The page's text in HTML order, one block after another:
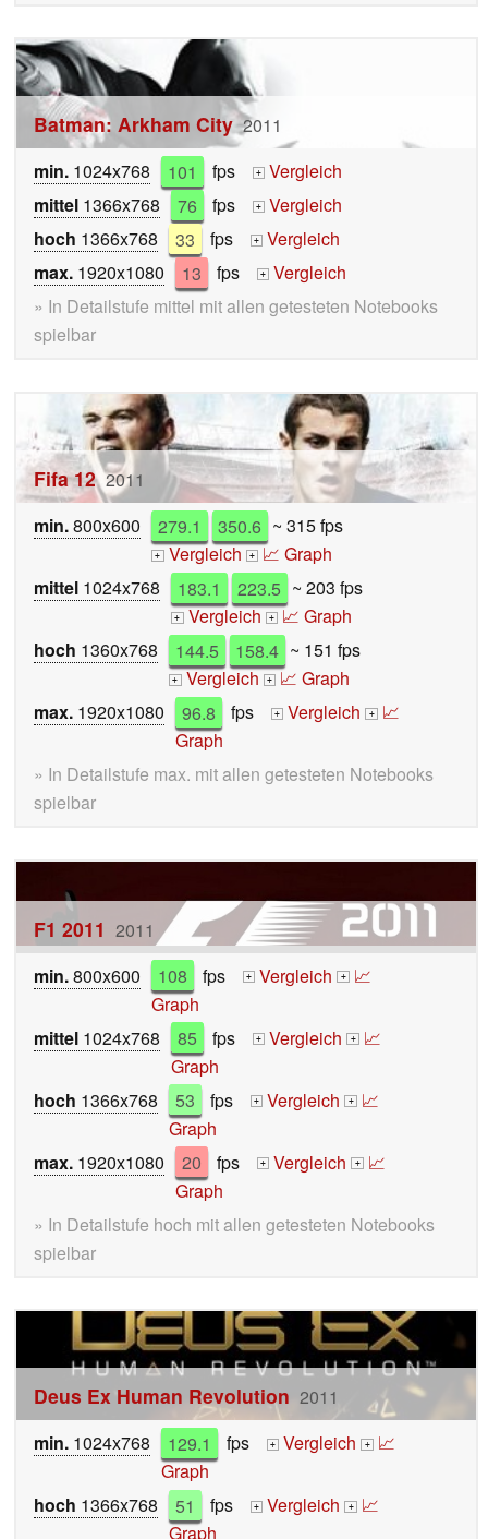
Batman: Arkham City 2011
min. 1024x768 101 fps +
Vergleich
mittel 1366x768 76 fps +
Vergleich
hoch 1366x768 33 fps +
Vergleich
max. 1920x1080 13 fps +
Vergleich
» In Detailstufe mittel mit allen getesteten Notebooks
spielbar
Fifa 12 2011
min.800x600 279.1 350.6 ~ 315 fps
+ Vergleich + 📈 Graph
mittel 1024x768 183.1 223.5 ~ 203 fps
+ Vergleich + 📈 Graph
hoch 1360x768 144.5 158.4 ~ 151 fps
+ Vergleich + 📈 Graph
max. 1920x1080 96.8 fps + Vergleich + 📈
Graph
» In Detailstufe max. mit allen getesteten Notebooks
spielbar
F1 2011 2011
min.800x600 108 fps + Vergleich + 📈
Graph
mittel 1024x768 85 fps + Vergleich + 📈
Graph
hoch 1366x768 53 fps + Vergleich + 📈
Graph
max. 1920x1080 20 fps + Vergleich + 📈
Graph
» In Detailstufe hoch mit allen getesteten Notebooks
spielbar
Deus Ex Human Revolution 2011
min. 1024x768 129.1 fps + Vergleich + 📈
Graph
hoch 1366x768 51 fps + Vergleich + 📈
Graph